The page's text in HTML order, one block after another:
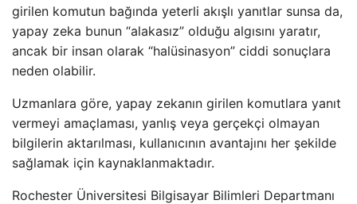
girilen komutun bağında yeterli akışlı yanıtlar sunsa da,
yapay zeka bunun “alakasız” olduğu algısını yaratır,
ancak bir insan olarak “halüsinasyon” ciddi sonuçlara
neden olabilir.
Uzmanlara göre, yapay zekanın girilen komutlara yanıt
vermeyi amaçlaması, yanlış veya gerçekçi olmayan
bilgilerin aktarılması, kullanıcının avantajını her şekilde
sağlamak için kaynaklanmaktadır.
Rochester Üniversitesi Bilgisayar Bilimleri Departmanı